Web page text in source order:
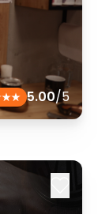
5.00/5